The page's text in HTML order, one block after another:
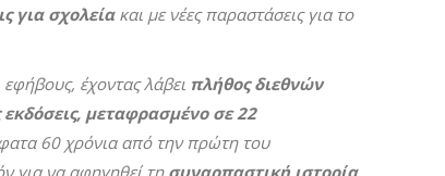
για σχολείακαι με νέες παραστάσεις για το
έχοντας λάβει πλήθος διεθνών
εκδόσεις, μεταφρασμένο σε 22
60 χρόνια από την πρώτη του